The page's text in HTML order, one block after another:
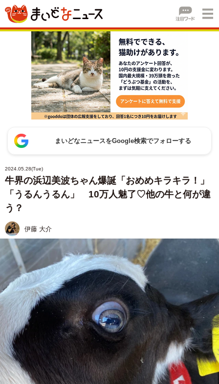
まいどなニュースをGoogle検索でフォローする
2024.05.28(Tue)
牛界の浜辺美波ちゃん爆誕「おめめキラキラ！」
「うるんうるん」 10万人魅了♡他の牛と何が違
う？
伊藤 大介